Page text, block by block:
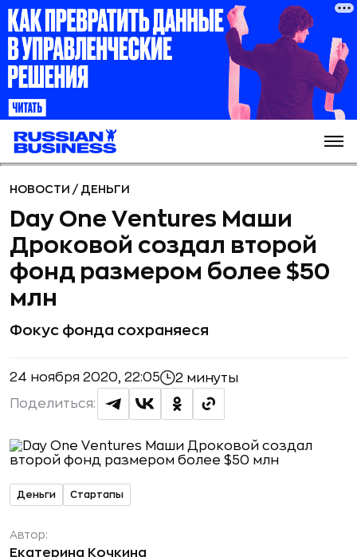
НОВОСТИ / ДЕНЬГИ
Day One Ventures Маши
Дроковой создал второй
фонд размером более $50
млн
Фокус фонда сохраняеся
24 ноября 2020, 22:05 2 минуты
Поделиться:
Деньги Стартапы
Автор:
Екатерина Кочкина